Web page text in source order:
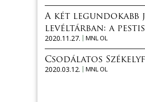
A két legundokabb
levéltárban: a
2020.11.27.
MNL OL
Csodálatos
2020.03.12.
MNL OL